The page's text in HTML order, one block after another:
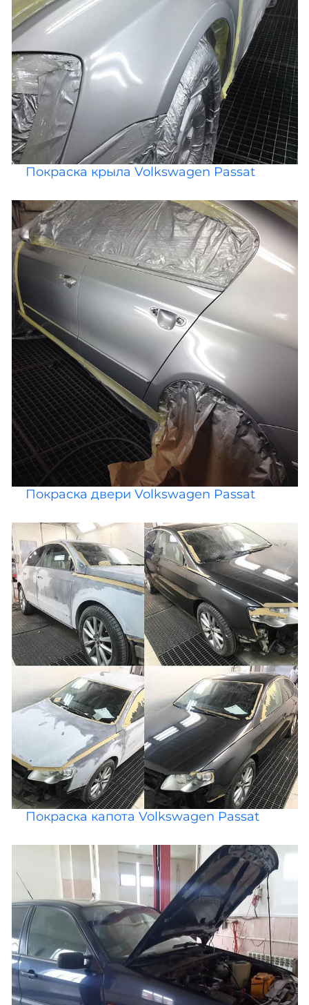
Покраска крыла Volkswagen Passat
Покраска двери Volkswagen Passat
Покраска капота Volkswagen Passat